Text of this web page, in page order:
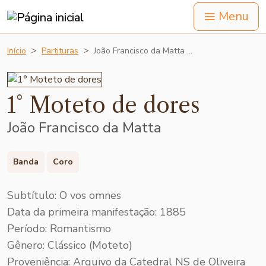
Menu
Início Partituras João Francisco da Matta …
1° Moteto de dores
João Francisco da Matta
Banda Coro
Subtítulo: O vos omnes
Data da primeira manifestação: 1885
Período: Romantismo
Gênero: Clássico (Moteto)
Proveniência: Arquivo da Catedral NS de Oliveira